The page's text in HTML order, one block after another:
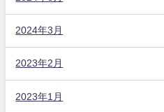
2024年3月
2023年2月
2023年1月